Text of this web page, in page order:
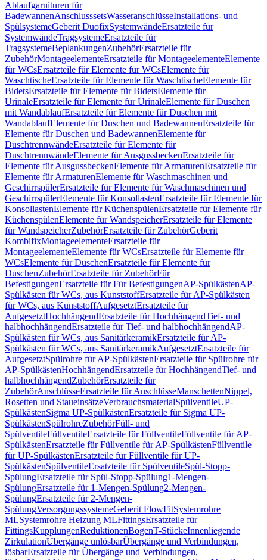
Ablaufgarnituren für
BadewannenAnschlusssetsWasseranschlüsseInstallations- und
SpülsystemeGeberit DuofixSystemwändeErsatzteile für
SystemwändeTragsystemeErsatzteile für
TragsystemeBeplankungenZubehörErsatzteile für
ZubehörMontageelementeErsatzteile für MontageelementeElemente
für WCsErsatzteile für Elemente für WCsElemente für
WaschtischeErsatzteile für Elemente für WaschtischeElemente für
BidetsErsatzteile für Elemente für BidetsElemente für
UrinaleErsatzteile für Elemente für UrinaleElemente für Duschen
mit WandablaufErsatzteile für Elemente für Duschen mit
WandablaufElemente für Duschen und BadewannenErsatzteile für
Elemente für Duschen und BadewannenElemente für
DuschtrennwändeErsatzteile für Elemente für
DuschtrennwändeElemente für AusgussbeckenErsatzteile für
Elemente für AusgussbeckenElemente für ArmaturenErsatzteile für
Elemente für ArmaturenElemente für Waschmaschinen und
GeschirrspülerErsatzteile für Elemente für Waschmaschinen und
GeschirrspülerElemente für KonsollastenErsatzteile für Elemente für
KonsollastenElemente für KüchenspülenErsatzteile für Elemente für
KüchenspülenElemente für WandspeicherErsatzteile für Elemente
für WandspeicherZubehörErsatzteile für ZubehörGeberit
KombifixMontageelementeErsatzteile für
MontageelementeElemente für WCsErsatzteile für Elemente für
WCsElemente für DuschenErsatzteile für Elemente für
DuschenZubehörErsatzteile für ZubehörFür
BefestigungenErsatzteile für Für BefestigungenAP-SpülkästenAP-
Spülkästen für WCs, aus KunststoffErsatzteile für AP-Spülkästen
für WCs, aus KunststoffAufgesetztErsatzteile für
AufgesetztHochhängendErsatzteile für HochhängendTief- und
halbhochhängendErsatzteile für Tief- und halbhochhängendAP-
Spülkästen für WCs, aus SanitärkeramikErsatzteile für AP-
Spülkästen für WCs, aus SanitärkeramikAufgesetztErsatzteile für
AufgesetztSpülrohre für AP-SpülkästenErsatzteile für Spülrohre für
AP-SpülkästenHochhängendErsatzteile für HochhängendTief- und
halbhochhängendZubehörErsatzteile für
ZubehörAnschlüsseErsatzteile für AnschlüsseManschettenNippel,
Rosetten und StaueinsätzeVerbrauchsmaterialSpülventileUP-
SpülkästenSigma UP-SpülkästenErsatzteile für Sigma UP-
SpülkästenSpülrohreZubehörFüll- und
SpülventileFüllventileErsatzteile für FüllventileFüllventile für AP-
SpülkästenErsatzteile für Füllventile für AP-SpülkästenFüllventile
für UP-SpülkästenErsatzteile für Füllventile für UP-
SpülkästenSpülventileErsatzteile für SpülventileSpül-Stopp-
SpülungErsatzteile für Spül-Stopp-Spülung1-Mengen-
SpülungErsatzteile für 1-Mengen-Spülung2-Mengen-
SpülungErsatzteile für 2-Mengen-
SpülungVersorgungssystemeGeberit FlowFitSystemrohre
MLSystemrohre Heizung MLFittingsErsatzteile für
FittingsKupplungenReduktionenBögenT-StückeInnenliegende
ZirkulationÜbergänge unlösbarÜbergänge und Verbindungen,
lösbarErsatzteile für Übergänge und Verbindungen,